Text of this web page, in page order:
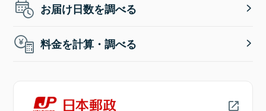
お届け日数を調べる
料金を計算・調べる